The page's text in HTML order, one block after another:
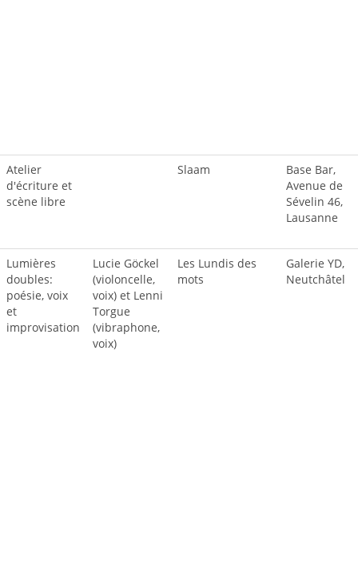
Atelier
d'écriture et
scène libre
Slaam
Base Bar,
Avenue de
Sévelin 46,
Lausanne
Lumières
doubles:
poésie, voix
et
improvisation
Lucie Göckel
(violoncelle,
voix) et Lenni
Torgue
(vibraphone,
voix)
Les Lundis des
mots
Galerie YD,
Neutchâtel